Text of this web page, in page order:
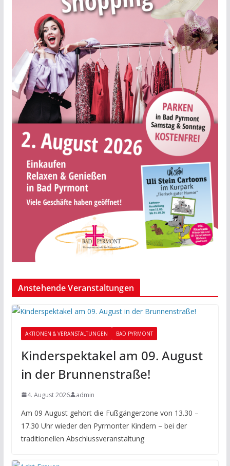
Anstehende Veranstaltungen
AKTIONEN & VERANSTALTUNGEN BAD PYRMONT
Kinderspektakel am 09. August
in der Brunnenstraße!
4. August 2026 admin
Am 09 August gehört die Fußgängerzone von 13.30 –
17.30 Uhr wieder den Pyrmonter Kindern – bei der
traditionellen Abschlussveranstaltung